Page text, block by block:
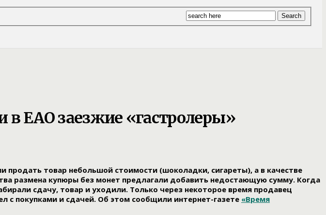
ЕАО заезжие «гастролеры»
продать товар небольшой стоимости (шоколадки, сигареты), а в качестве
размена купюры без монет предлагали добавить недостающую сумму. Когда
сдачу, товар и уходили. Только через некоторое время продавец
с покупками и сдачей. Об этом сообщили интернет-газете «Время